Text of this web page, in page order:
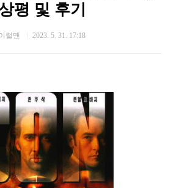
평 및 후기
럴맨 2023. 5. 31. 17:18